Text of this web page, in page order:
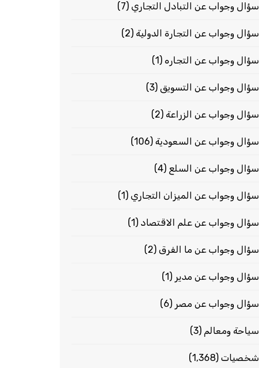
سؤال وجواب عن التبادل التجاري (7)
سؤال وجواب عن التجارة الدولية (2)
سؤال وجواب عن التجاره (1)
سؤال وجواب عن التسويق (3)
سؤال وجواب عن الزراعة (2)
سؤال وجواب عن السعودية (106)
سؤال وجواب عن السلع (4)
سؤال وجواب عن الميزان التجاري (1)
سؤال وجواب عن علم الاقتصاد (1)
سؤال وجواب عن ما الفرق (2)
سؤال وجواب عن مدير (1)
سؤال وجواب عن مصر (6)
سياحة ومعالم (3)
شخصيات (1٬368)